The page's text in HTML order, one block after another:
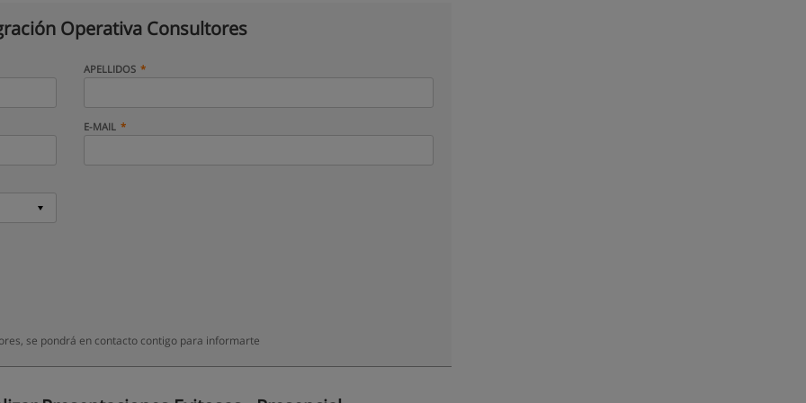
Operativa Consultores
APELLIDOS
E-MAIL
se pondrá en contacto contigo para informarte